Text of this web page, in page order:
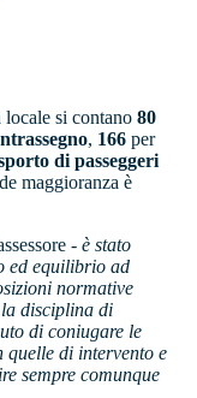
si contano 80
, 166 per
di passeggeri
maggioranza è
- è stato
ed equilibrio ad
normative
disciplina di
di coniugare le
quelle di intervento e
sempre comunque